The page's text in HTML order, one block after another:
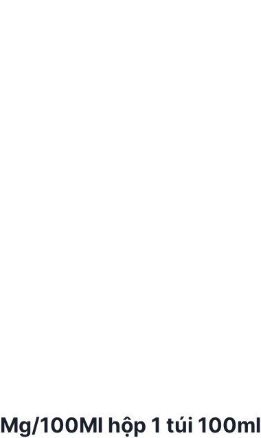
100Ml hộp 1 túi 100ml